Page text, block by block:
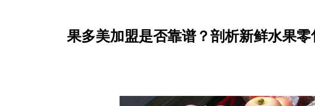
果多美加盟是否靠谱？剖析新鲜水果